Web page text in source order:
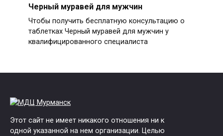
Черный муравей для мужчин
Чтобы получить бесплатную консультацию о
таблетках Черный муравей для мужчин у
квалифицированного специалиста
Этот сайт не имеет никакого отношения ни к
одной указанной на нем организации. Целью